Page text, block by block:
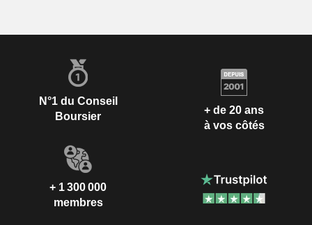
N°1 du Conseil
Boursier
+ de 20 ans
à vos côtés
+ 1 300 000
membres